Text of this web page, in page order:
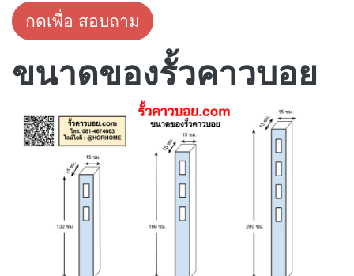
กดเพื่อ สอบถาม
ขนาดของรั้วคาวบอย